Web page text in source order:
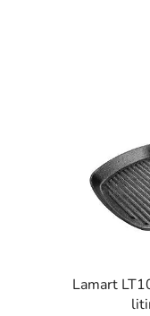
Lamart